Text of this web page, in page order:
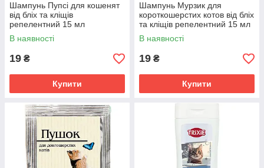
Шампунь Пупсі для кошенят
від бліх та кліщів
репелентний 15 мл
В наявності
19 ₴
Купити
Шампунь Мурзик для
короткошерстих котов від бліх
та кліщів репелентний 15 мл
В наявності
19 ₴
Купити